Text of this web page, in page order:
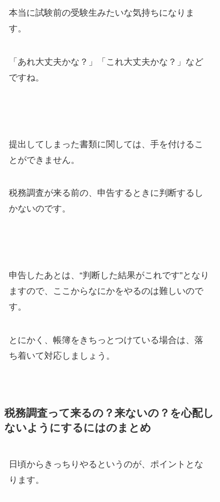
本当に試験前の受験生みたいな気持ちになりま
す。
「あれ大丈夫かな？」「これ大丈夫かな？」など
ですね。
提出してしまった書類に関しては、手を付けるこ
とができません。
税務調査が来る前の、申告するときに判断するし
かないのです。
申告したあとは、“判断した結果がこれです”となり
ますので、ここからなにかをやるのは難しいので
す。
とにかく、帳簿をきちっとつけている場合は、落
ち着いて対応しましょう。
税務調査って来るの？来ないの？を心配し
ないようにするにはのまとめ
日頃からきっちりやるというのが、ポイントとな
ります。